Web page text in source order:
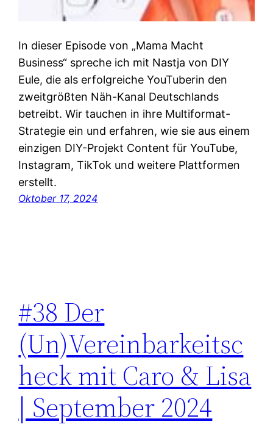
In dieser Episode von „Mama Macht
Business“ spreche ich mit Nastja von DIY
Eule, die als erfolgreiche YouTuberin den
zweitgrößten Näh-Kanal Deutschlands
betreibt. Wir tauchen in ihre Multiformat-
Strategie ein und erfahren, wie sie aus einem
einzigen DIY-Projekt Content für YouTube,
Instagram, TikTok und weitere Plattformen
erstellt.
Oktober 17, 2024
#38 Der
(Un)Vereinbarkeitsc
heck mit Caro & Lisa
| September 2024